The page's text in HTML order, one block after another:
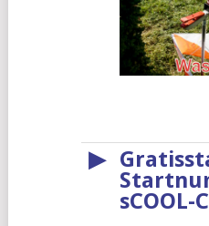
▶
sCOOL-